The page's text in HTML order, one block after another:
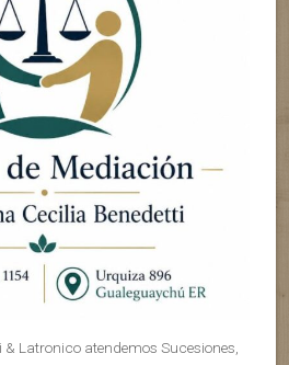
Latronico atendemos Sucesiones,